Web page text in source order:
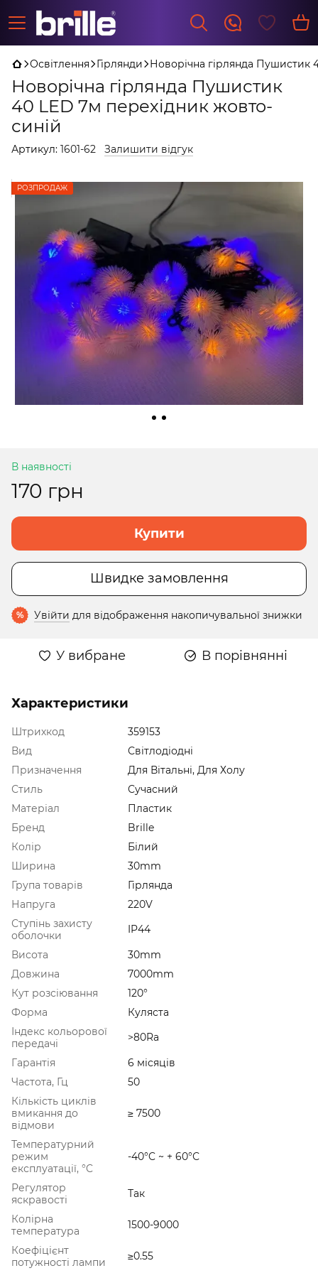
Освітлення Гірлянди Новорічна гірлянда Пушистик
Новорічна гірлянда Пушистик
40 LED 7м перехідник жовто-
синій
Артикул: 1601-62 Залишити відгук
РОЗПРОДАЖ
В наявності
170 грн
Купити
Швидке замовлення
% Увійти для відображення накопичувальної знижки
У вибране В порівнянні
Характеристики
Штрихкод
359153
Вид
Світлодіодні
Призначення
Для Вітальні, Для Холу
Стиль
Сучасний
Матеріал
Пластик
Бренд
Brille
Колір
Білий
Ширина
30mm
Група товарів
Гірлянда
Напруга
220V
Ступінь захисту
оболочки
IP44
Висота
30mm
Довжина
7000mm
Кут розсіювання
120°
Форма
Куляста
Індекс кольорової
передачі
>80Ra
Гарантія
6 місяців
Частота, Гц
50
Кількість циклів
вмикання до
відмови
≥ 7500
Температурний
режим
експлуатації, °C
-40°C ~ + 60°С
Регулятор
яскравості
Так
Колірна
температура
1500-9000
Коефіцієнт
потужності лампи
≥0.55